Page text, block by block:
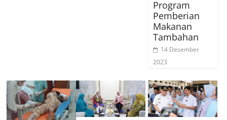
Program
Pemberian
Makanan
Tambahan
14 Desember
2023